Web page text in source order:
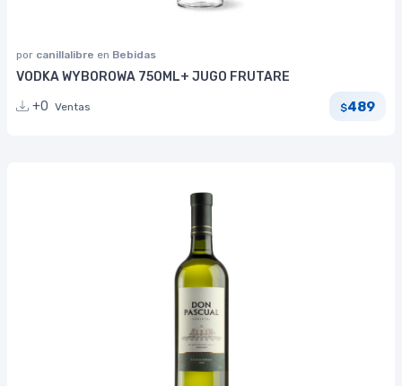
por canillalibre en Bebidas
VODKA WYBOROWA 750ML+ JUGO FRUTARE
+0 Ventas $489